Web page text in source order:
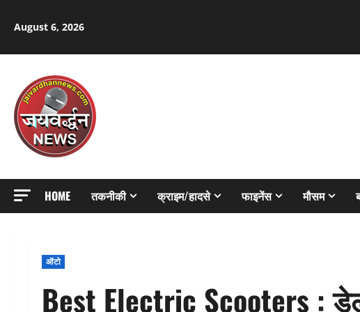
August 6, 2026
HOME तकनीकी क्राइम/हादसे फाइनेंस मौसम
ऑटो
Best Electric Scooters :